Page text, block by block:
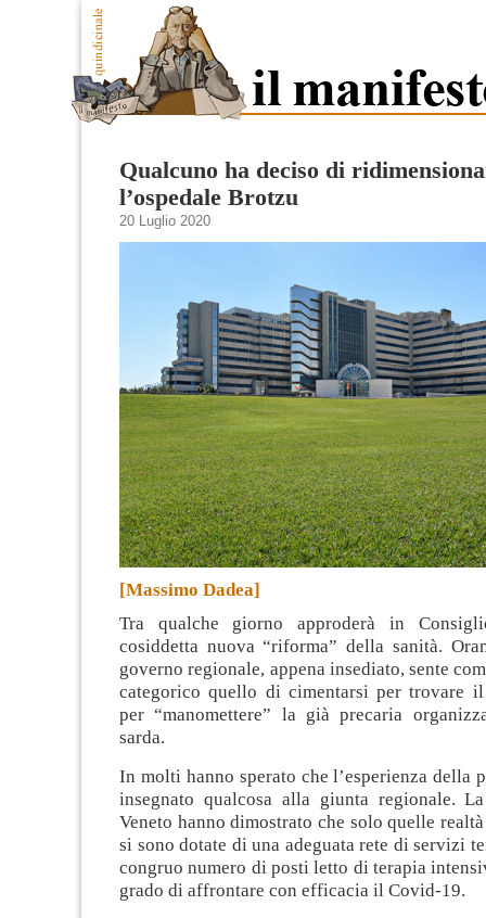
Qualcuno ha deciso di
l’ospedale Brotzu
20 Luglio 2020
[Massimo Dadea]
Tra qualche giorno approderà in
cosiddetta nuova “riforma” della sanità.
governo regionale, appena insediato, sente
categorico quello di cimentarsi per trovare
per “manomettere” la già precaria
sarda.
In molti hanno sperato che l’esperienza della
insegnato qualcosa alla giunta regionale.
Veneto hanno dimostrato che solo quelle
si sono dotate di una adeguata rete di servizi
congruo numero di posti letto di terapia
grado di affrontare con efficacia il Covid-19.